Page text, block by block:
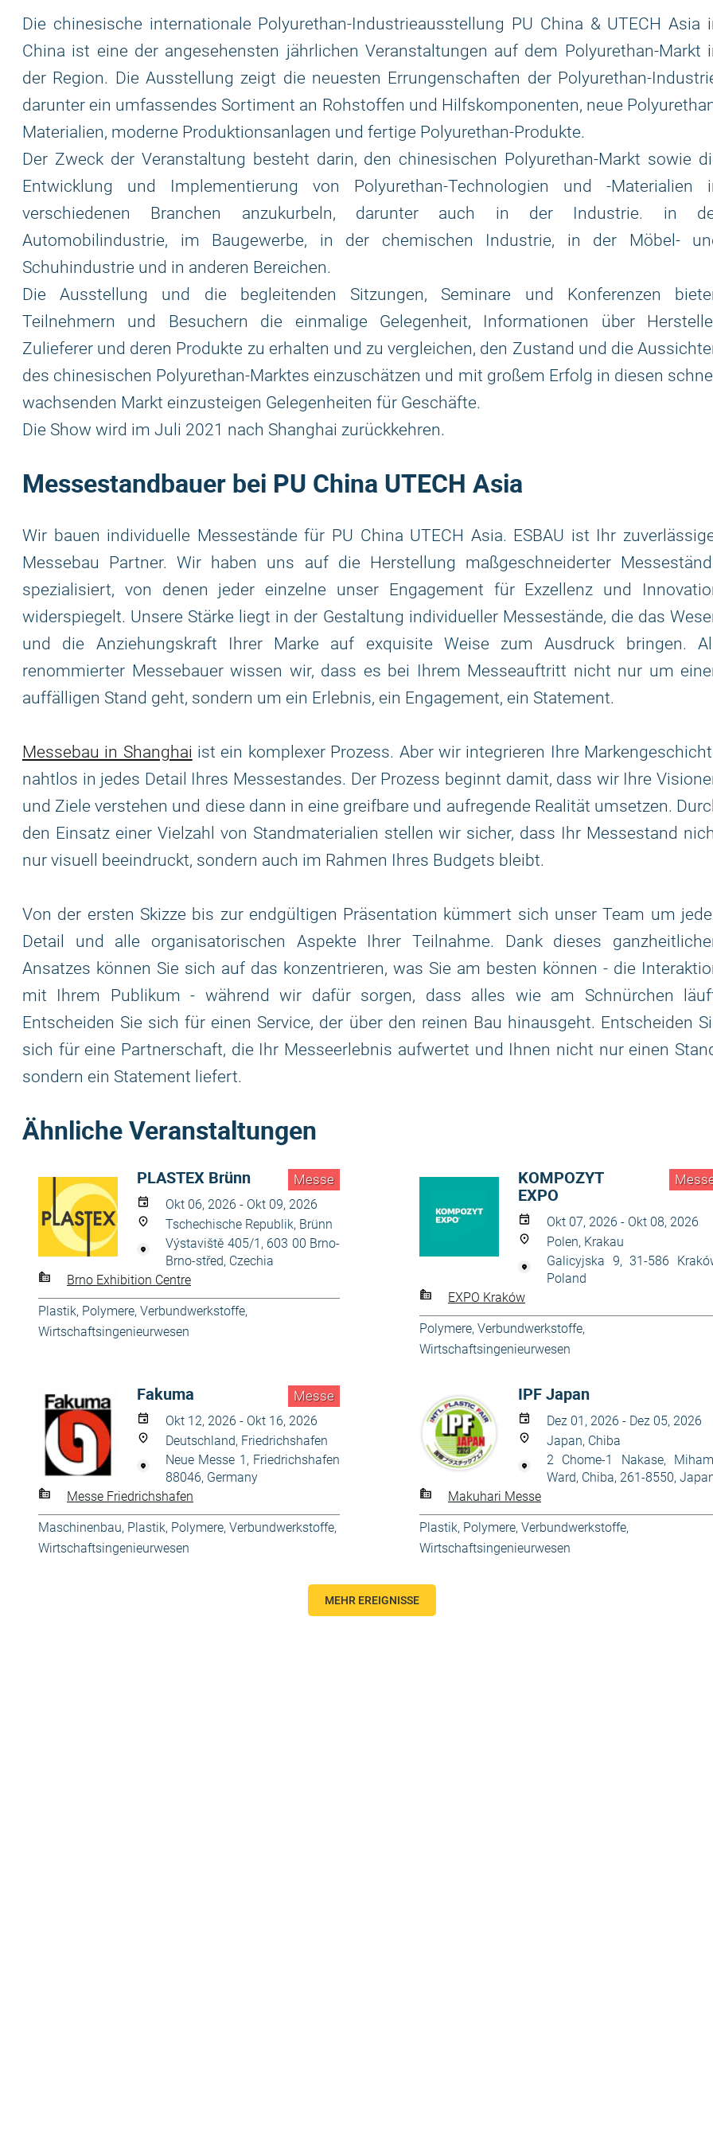
Die chinesische internationale Polyurethan-Industrieausstellung PU China & UTECH Asia
China ist eine der angesehensten jährlichen Veranstaltungen auf dem Polyurethan-Markt
der Region. Die Ausstellung zeigt die neuesten Errungenschaften der Polyurethan-
darunter ein umfassendes Sortiment an Rohstoffen und Hilfskomponenten, neue
Materialien, moderne Produktionsanlagen und fertige Polyurethan-Produkte.
Der Zweck der Veranstaltung besteht darin, den chinesischen Polyurethan-Markt sowie
Entwicklung und Implementierung von Polyurethan-Technologien und -Materialien
verschiedenen Branchen anzukurbeln, darunter auch in der Industrie. in
Automobilindustrie, im Baugewerbe, in der chemischen Industrie, in der Möbel-
Schuhindustrie und in anderen Bereichen.
Die Ausstellung und die begleitenden Sitzungen, Seminare und Konferenzen
Teilnehmern und Besuchern die einmalige Gelegenheit, Informationen über
Zulieferer und deren Produkte zu erhalten und zu vergleichen, den Zustand und die
des chinesischen Polyurethan-Marktes einzuschätzen und mit großem Erfolg in diesen
wachsenden Markt einzusteigen Gelegenheiten für Geschäfte.
Die Show wird im Juli 2021 nach Shanghai zurückkehren.
Messestandbauer bei PU China UTECH Asia
Wir bauen individuelle Messestände für PU China UTECH Asia. ESBAU ist Ihr
Messebau Partner. Wir haben uns auf die Herstellung maßgeschneiderter
spezialisiert, von denen jeder einzelne unser Engagement für Exzellenz und
widerspiegelt. Unsere Stärke liegt in der Gestaltung individueller Messestände, die das
und die Anziehungskraft Ihrer Marke auf exquisite Weise zum Ausdruck bringen.
renommierter Messebauer wissen wir, dass es bei Ihrem Messeauftritt nicht nur um
auffälligen Stand geht, sondern um ein Erlebnis, ein Engagement, ein Statement.
Messebau in Shanghai ist ein komplexer Prozess. Aber wir integrieren Ihre
nahtlos in jedes Detail Ihres Messestandes. Der Prozess beginnt damit, dass wir Ihre
und Ziele verstehen und diese dann in eine greifbare und aufregende Realität umsetzen.
den Einsatz einer Vielzahl von Standmaterialien stellen wir sicher, dass Ihr Messestand
nur visuell beeindruckt, sondern auch im Rahmen Ihres Budgets bleibt.
Von der ersten Skizze bis zur endgültigen Präsentation kümmert sich unser Team um
Detail und alle organisatorischen Aspekte Ihrer Teilnahme. Dank dieses
Ansatzes können Sie sich auf das konzentrieren, was Sie am besten können - die
mit Ihrem Publikum - während wir dafür sorgen, dass alles wie am Schnürchen
Entscheiden Sie sich für einen Service, der über den reinen Bau hinausgeht. Entscheiden
sich für eine Partnerschaft, die Ihr Messeerlebnis aufwertet und Ihnen nicht nur einen
sondern ein Statement liefert.
Ähnliche Veranstaltungen
Messe
PLASTEX Brünn
Okt 06, 2026 - Okt 09, 2026
Tschechische Republik, Brünn
Výstaviště 405/1, 603 00 Brno-
Brno-střed, Czechia
Brno Exhibition Centre
Plastik, Polymere, Verbundwerkstoffe,
Wirtschaftsingenieurwesen
KOMPOZYT
EXPO
Okt 07, 2026 - Okt 08, 2026
Polen, Krakau
Galicyjska 9, 31-586
Poland
EXPO Kraków
Polymere, Verbundwerkstoffe,
Wirtschaftsingenieurwesen
Messe
Fakuma
Okt 12, 2026 - Okt 16, 2026
Deutschland, Friedrichshafen
Neue Messe 1, Friedrichshafen
88046, Germany
Messe Friedrichshafen
Maschinenbau, Plastik, Polymere, Verbundwerkstoffe,
Wirtschaftsingenieurwesen
IPF Japan
Dez 01, 2026 - Dez 05, 2026
Japan, Chiba
2 Chome-1 Nakase,
Ward, Chiba, 261-8550,
Makuhari Messe
Plastik, Polymere, Verbundwerkstoffe,
Wirtschaftsingenieurwesen
MEHR EREIGNISSE